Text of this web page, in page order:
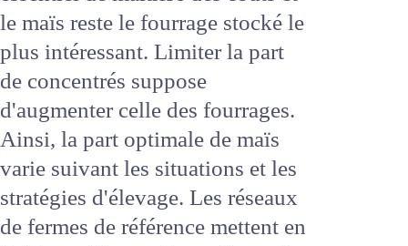
demeure un atout essentiel de
maîtrise des coûts et le maïs
reste le fourrage stocké le plus
intéressant. Limiter la part de
concentrés suppose
d'augmenter celle des fourrages.
Ainsi, la part optimale de maïs
varie suivant les situations et les